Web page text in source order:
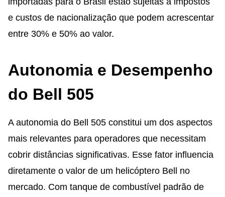
e custos de nacionalização que podem acrescentar
entre 30% e 50% ao valor.
Autonomia e Desempenho
do Bell 505
A autonomia do Bell 505 constitui um dos aspectos
mais relevantes para operadores que necessitam
cobrir distâncias significativas. Esse fator influencia
diretamente o valor de um helicóptero Bell no
mercado. Com tanque de combustível padrão de